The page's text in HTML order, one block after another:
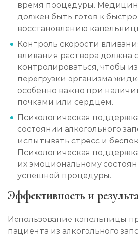
время процедуры.
должен быть готов к
восстановлению
Контроль скорости
вливания раствора должна
контролироваться, чтобы
перегрузки организма
особенно важно при
почками или сердцем.
Психологическая
состоянии алкогольного
испытывать стресс и
Психологическая
их эмоциональному
успешной процедуры.
Эффективность и
Использование капельницы
пациента из алкогольного